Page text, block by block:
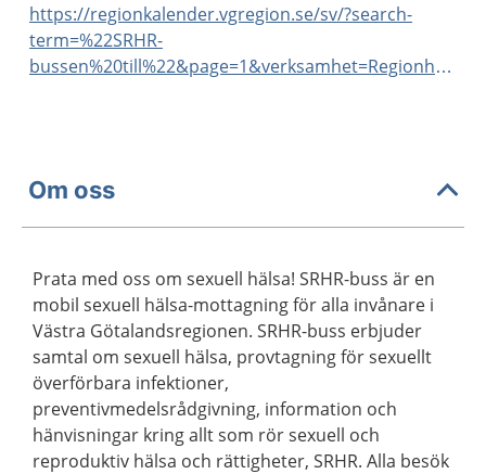
https://regionkalender.vgregion.se/sv/?search-
term=%22SRHR-
bussen%20till%22&page=1&verksamhet=Regionh%C3%A4lsan
Om oss
Prata med oss om sexuell hälsa! SRHR-buss är en
mobil sexuell hälsa-mottagning för alla invånare i
Västra Götalandsregionen. SRHR-buss erbjuder
samtal om sexuell hälsa, provtagning för sexuellt
överförbara infektioner,
preventivmedelsrådgivning, information och
hänvisningar kring allt som rör sexuell och
reproduktiv hälsa och rättigheter, SRHR. Alla besök